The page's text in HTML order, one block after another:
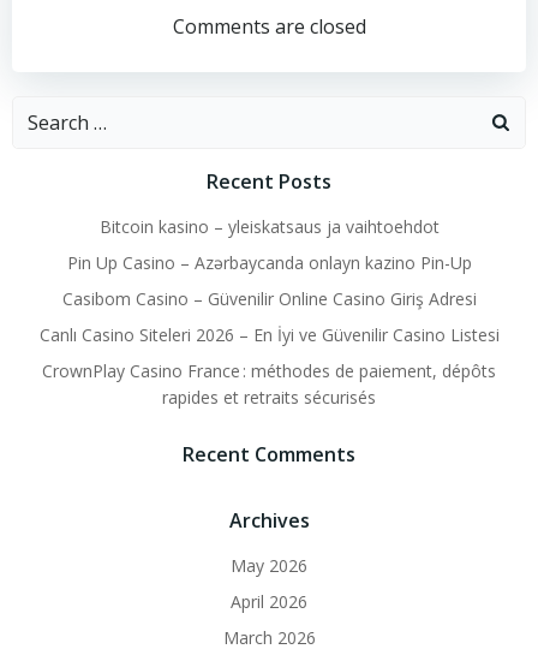
navigationnavigation
Comments are closed
Search
Recent Posts
Bitcoin kasino – yleiskatsaus ja vaihtoehdot
Pin Up Casino – Azərbaycanda onlayn kazino Pin-Up
Casibom Casino – Güvenilir Online Casino Giriş Adresi
Canlı Casino Siteleri 2026 – En İyi ve Güvenilir Casino Listesi
CrownPlay Casino France : méthodes de paiement, dépôts
rapides et retraits sécurisés
Recent Comments
Archives
May 2026
April 2026
March 2026